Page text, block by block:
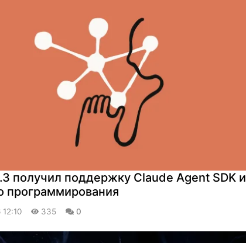
получил поддержку Claude Agent SDK и
программирования
12:10 335 0